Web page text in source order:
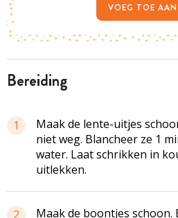
bereiding
1
Maak de lente-uitjes
niet weg. Blancheer ze 1
water. Laat schrikken in
uitlekken.
2 Maak de boontjes schoon.
VOEG TOE